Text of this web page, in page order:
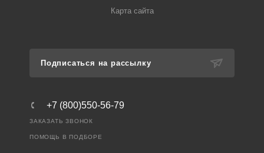
Карта сайта
Подписаться на рассылку
+7 (800)550-56-79
ЗАКАЗАТЬ ЗВОНОК
ПОМОЩЬ В ПОДБОРЕ